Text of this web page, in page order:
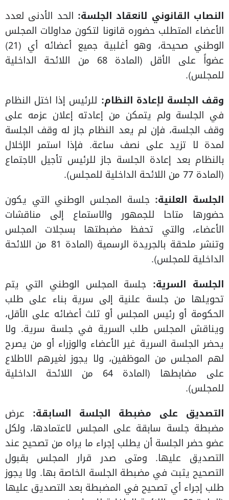
النصاب القانوني لانعقاد الجلسة: الحد الأدنى لعدد
الأعضاء المتطلب حضوره قانونا لتكون مداولات المجلس
الوطني صحيحة، وهو أغلبية جميع أعضائه أي (21)
عضواً على الأقل (المادة 68 من اللائحة الداخلية
للمجلس).
وقف الجلسة لإعادة النظام: للرئيس إذا اختل النظام
في الجلسة ولم يتمكن من إعادته إعلان عزمه على
وقف الجلسة، فإن لم يعد النظام جاز له وقف الجلسة
لمدة لا تزيد على نصف ساعة. فإذا استمر الإخلال
بالنظام بعد إعادة الجلسة جاز للرئيس تأجيل الاجتماع
(المادة 77 من اللائحة الداخلية للمجلس).
الجلسة العلنية: جلسة المجلس الوطني التي يكون
حضورها متاحا للجمهور والاستماع إلى مناقشات
الأعضاء، والتي تحفظ مضبطتها بسجلات المجلس
وتنشر ملحقة بالجريدة الرسمية (المادة 81 من اللائحة
الداخلية للمجلس).
الجلسة السرية: جلسة المجلس الوطني التي يتم
تحويلها من جلسة علنية إلى سرية بناء على طلب
الحكومة أو رئيس المجلس أو ثلث أعضائه على الأقل،
ويناقش المجلس طلب السرية في جلسة سرية. ولا
يحضر الجلسة السرية غير الأعضاء والوزراء أو من يصرح
لهم المجلس من الموظفين، ولا يجوز لغيرهم الاطلاع
على مضابطها (المادة 64 من اللائحة الداخلية
للمجلس).
التصديق على مضبطة الجلسة السابقة: عرض
مضبطة جلسة سابقة على المجلس لاعتمادها، ولكل
عضو حضر الجلسة أن يطلب إجراء ما يراه من تصحيح عند
التصديق عليها. ومتى صدر قرار المجلس بقبول
التصحيح يثبت في مضبطة الجلسة الخاصة بها. ولا يجوز
طلب إجراء أي تصحيح في المضبطة بعد التصديق عليها